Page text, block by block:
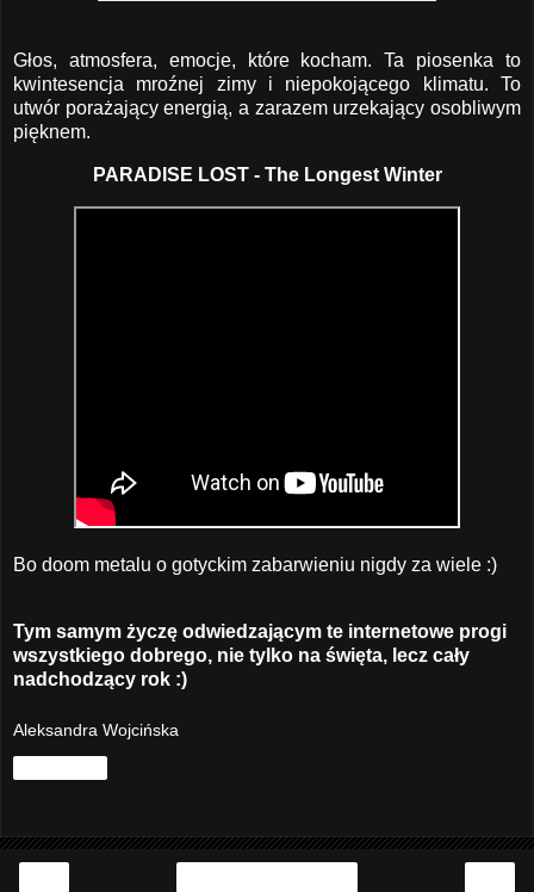
Głos, atmosfera, emocje, które kocham. Ta piosenka to
kwintesencja mroźnej zimy i niepokojącego klimatu. To
utwór porażający energią, a zarazem urzekający osobliwym
pięknem.
PARADISE LOST - The Longest Winter
Bo doom metalu o gotyckim zabarwieniu nigdy za wiele :)
Tym samym życzę odwiedzającym te internetowe progi
wszystkiego dobrego, nie tylko na święta, lecz cały
nadchodzący rok :)
Aleksandra Wojcińska